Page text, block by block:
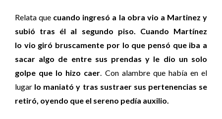
Relata que cuando ingresó a la obra vio a Martinez y
subió tras él al segundo piso. Cuando Martínez
lo vio giró bruscamente por lo que pensó que iba a
sacar algo de entre sus prendas y le dio un solo
golpe que lo hizo caer. Con alambre que había en el
lugar lo maniató y tras sustraer sus pertenencias se
retiró, oyendo que el sereno pedía auxilio.